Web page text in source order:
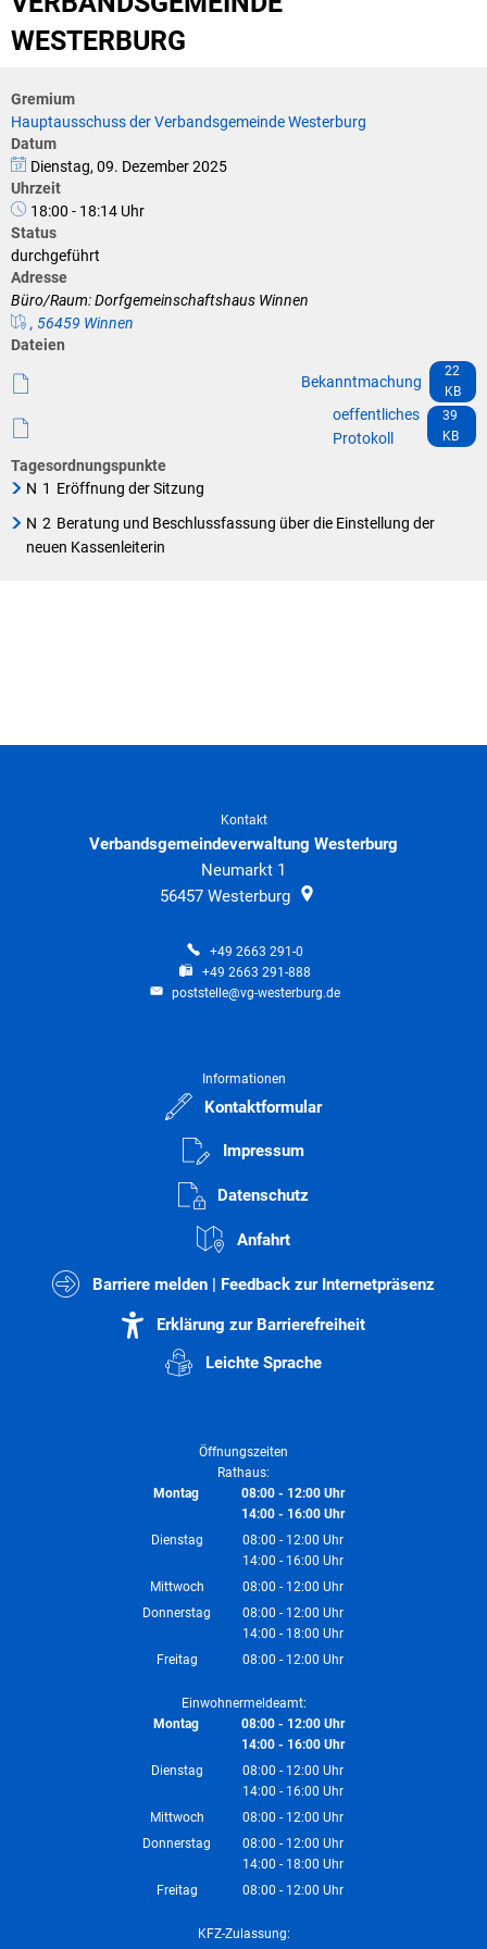
Westerwaldbad
WESTERBURG
Gremium
Hauptausschuss der Verbandsgemeinde Westerburg
Datum
Dienstag, 09. Dezember 2025
Uhrzeit
18:00 - 18:14 Uhr
Status
durchgeführt
Adresse
Büro/Raum: Dorfgemeinschaftshaus Winnen
, 56459 Winnen
Dateien
Bekanntmachung
22
KB
oeffentliches
Protokoll
39
KB
Tagesordnungspunkte
N 1 Eröffnung der Sitzung
N 2 Beratung und Beschlussfassung über die Einstellung der
neuen Kassenleiterin
Kontakt
Verbandsgemeindeverwaltung Westerburg
Neumarkt 1
56457 Westerburg
+49 2663 291-0
+49 2663 291-888
poststelle@vg-westerburg.de
Informationen
Kontaktformular
Impressum
Datenschutz
Anfahrt
Barriere melden | Feedback zur Internetpräsenz
Erklärung zur Barrierefreiheit
Leichte Sprache
Öffnungszeiten
Rathaus:
Montag
08:00- 12:00Uhr
Von 08:00 bis 12:00 Uhr
14:00- 16:00Uhr
Von 14:00 bis 16:00 Uhr
Dienstag 08:00 - 12:00 Uhr
Von 08:00 bis 12:00 Uhr
14:00 - 16:00 Uhr
Von 14:00 bis 16:00 Uhr
Mittwoch 08:00 - 12:00 Uhr
Von 08:00 bis 12:00 Uhr
Donnerstag 08:00 - 12:00 Uhr
Von 08:00 bis 12:00 Uhr
14:00 - 18:00 Uhr
Von 14:00 bis 18:00 Uhr
Freitag 08:00 - 12:00 Uhr
Einwohnermeldeamt:
Montag
08:00- 12:00Uhr
Von 08:00 bis 12:00 Uhr
14:00- 16:00Uhr
Von 14:00 bis 16:00 Uhr
Dienstag 08:00 - 12:00 Uhr
Von 08:00 bis 12:00 Uhr
14:00 - 16:00 Uhr
Von 14:00 bis 16:00 Uhr
Mittwoch 08:00 - 12:00 Uhr
Von 08:00 bis 12:00 Uhr
Donnerstag 08:00 - 12:00 Uhr
Von 08:00 bis 12:00 Uhr
14:00 - 18:00 Uhr
Von 14:00 bis 18:00 Uhr
Freitag 08:00 - 12:00 Uhr
KFZ-Zulassung: